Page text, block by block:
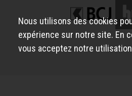
Nous utilisons des cookies
expérience sur notre site. En
vous acceptez notre